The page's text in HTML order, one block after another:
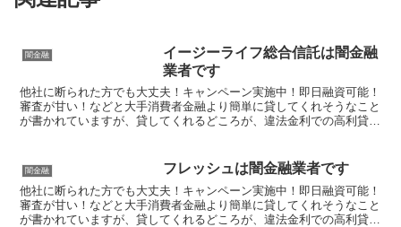
闇金融
イージーライフ総合信託は闇金融
業者です
他社に断られた方でも大丈夫！キャンペーン実施中！即日融資可能！
審査が甘い！などと大手消費者金融より簡単に貸してくれそうなこと
が書かれていますが、貸してくれるどころが、違法金利での高利貸し
闇金融 フレッシュは闇金融業者です
他社に断られた方でも大丈夫！キャンペーン実施中！即日融資可能！
審査が甘い！などと大手消費者金融より簡単に貸してくれそうなこと
が書かれていますが、貸してくれるどころが、違法金利での高利貸し